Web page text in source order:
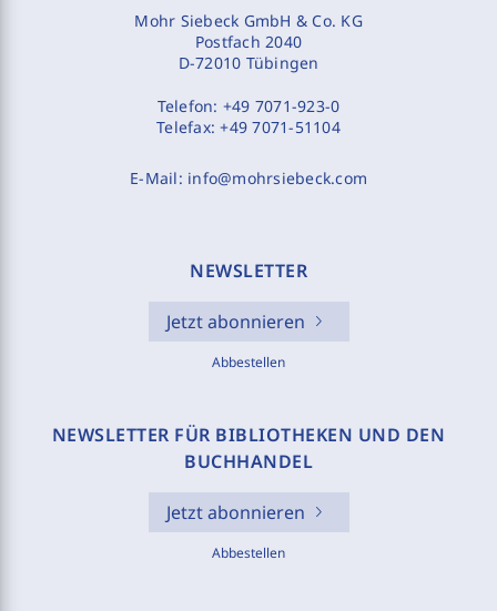
Mohr Siebeck GmbH & Co. KG
Postfach 2040
D-72010 Tübingen
Telefon: +49 7071-923-0
Telefax:+49 7071-51104
E-Mail: info@mohrsiebeck.com
NEWSLETTER
Jetzt abonnieren
Abbestellen
NEWSLETTER FÜR BIBLIOTHEKEN UND DEN
BUCHHANDEL
Jetzt abonnieren
Abbestellen